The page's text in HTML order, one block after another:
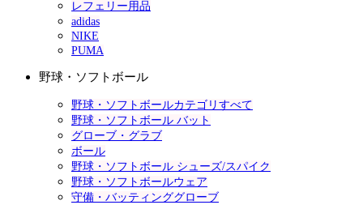
レフェリー用品
adidas
NIKE
PUMA
野球・ソフトボール
野球・ソフトボールカテゴリすべて
野球・ソフトボール バット
グローブ・グラブ
ボール
野球・ソフトボール シューズ/スパイク
野球・ソフトボールウェア
守備・バッティンググローブ